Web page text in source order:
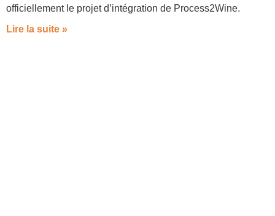
officiellement le projet d’intégration de Process2Wine.
Lire la suite »